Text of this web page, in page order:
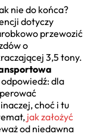
nie do końca?
dotyczy
przewozić
o
3,5 tony.
dla
choć i tu
jak założyć
od niedawna